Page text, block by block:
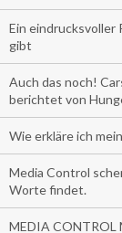
Ein eindrucksvoller
gibt
Auch das noch!
berichtet von
Wie erkläre ich
Media Control
Worte findet.
MEDIA CONTROL